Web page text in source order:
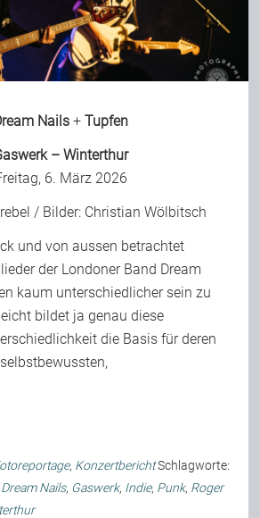
Nails + Tupfen
– Winterthur
6. März 2026
/ Bilder: Christian Wölbitsch
und von aussen betrachtet
der Londoner Band Dream
kaum unterschiedlicher sein zu
bildet ja genau diese
die Basis für deren
, KonzertberichtSchlagworte:
Dream Nails, Gaswerk, Indie, Punk, Roger